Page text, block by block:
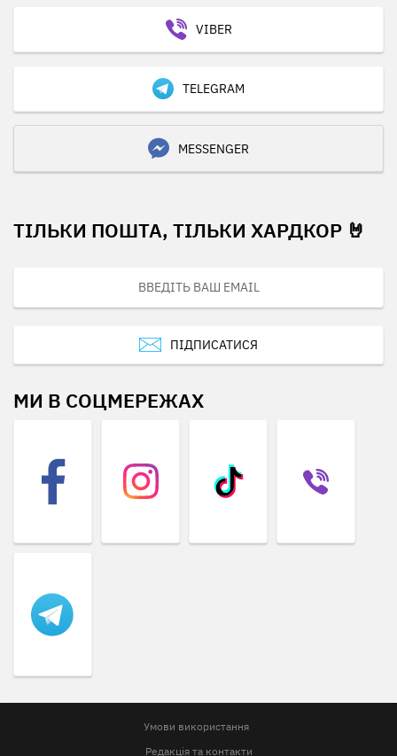
VIBER
TELEGRAM
MESSENGER
ТІЛЬКИ ПОШТА, ТІЛЬКИ ХАРДКОР 🤘
ПІДПИСАТИСЯ
МИ В СОЦМЕРЕЖАХ
Умови використання
Редакція та контакти